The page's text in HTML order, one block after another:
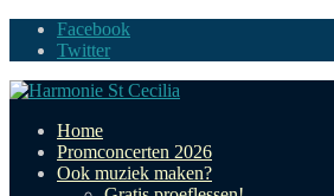
Facebook
Twitter
Home
Promconcerten 2026
Ook muziek maken?